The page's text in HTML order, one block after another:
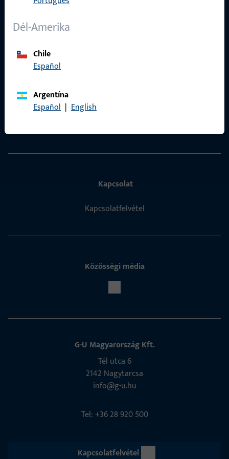
Dél-Amerika
Chile
Español
Argentína
Español | EnglishGyors elérés
Kapcsolat
Kapcsolatfelvétel
Közösségi média
G-U Magyarország Kft.
Tél utca 6
2142 Nagytarcsa
info@g-u.hu
Tel: +36 28 920 500
Kapcsolatfelvétel